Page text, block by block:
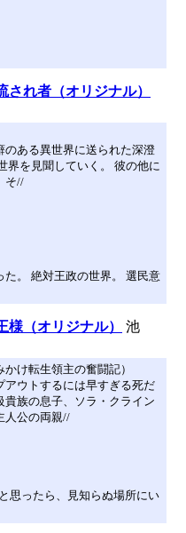
され者（オリジナル）
のある異世界に送られた深澄
界を見聞していく。 彼の他に
そ//
。 絶対王政の世界。 選民意
様（オリジナル）
池
け転生領主の奮闘記）
ウトするには早すぎる死だ
貴族の息子、ソラ・クライン
公の両親//
思ったら、見知らぬ場所にい